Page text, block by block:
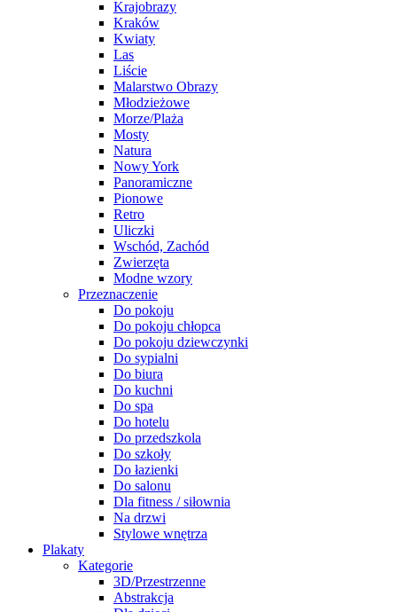
Krajobrazy
Kraków
Kwiaty
Las
Liście
Malarstwo Obrazy
Młodzieżowe
Morze/Plaża
Mosty
Natura
Nowy York
Panoramiczne
Pionowe
Retro
Uliczki
Wschód, Zachód
Zwierzęta
Modne wzory
Przeznaczenie
Do pokoju
Do pokoju chłopca
Do pokoju dziewczynki
Do sypialni
Do biura
Do kuchni
Do spa
Do hotelu
Do przedszkola
Do szkoły
Do łazienki
Do salonu
Dla fitness / siłownia
Na drzwi
Stylowe wnętrza
Plakaty
Kategorie
3D/Przestrzenne
Abstrakcja